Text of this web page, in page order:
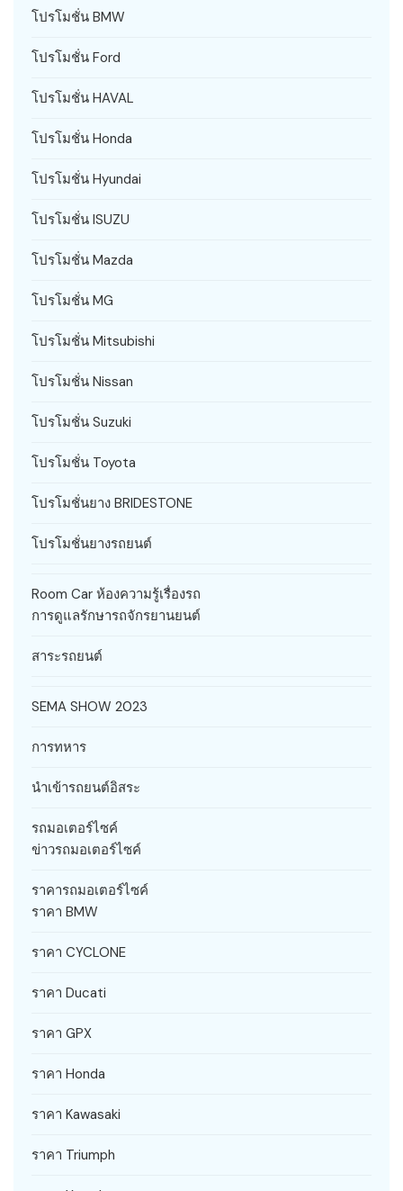
โปรโมชั่น BMW
โปรโมชั่น Ford
โปรโมชั่น HAVAL
โปรโมชั่น Honda
โปรโมชั่น Hyundai
โปรโมชั่น ISUZU
โปรโมชั่น Mazda
โปรโมชั่น MG
โปรโมชั่น Mitsubishi
โปรโมชั่น Nissan
โปรโมชั่น Suzuki
โปรโมชั่น Toyota
โปรโมชั่นยาง BRIDESTONE
โปรโมชั่นยางรถยนต์
Room Car ห้องความรู้เรื่องรถ
การดูแลรักษารถจักรยานยนต์
สาระรถยนต์
SEMA SHOW 2023
การทหาร
นำเข้ารถยนต์อิสระ
รถมอเตอร์ไซค์
ข่าวรถมอเตอร์ไซค์
ราคารถมอเตอร์ไซค์
ราคา BMW
ราคา CYCLONE
ราคา Ducati
ราคา GPX
ราคา Honda
ราคา Kawasaki
ราคา Triumph